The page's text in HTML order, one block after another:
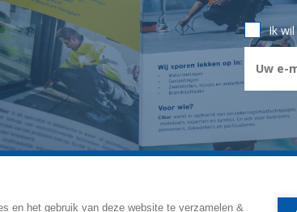
Ik
- Ambachtsstraat 7 -
en het gebruik van deze website te verzamelen &